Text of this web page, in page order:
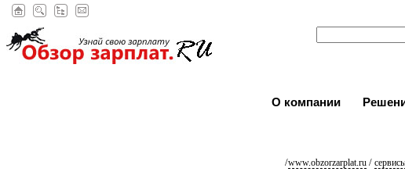
О компании
/www.obzorzarplat.ru/